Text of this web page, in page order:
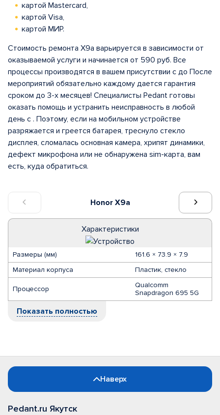
Honor X9a
Характеристики
Размеры (мм)
161.6 × 73.9 × 7.9
Материал корпуса
Пластик, стекло
Процессор
Qualcomm
Snapdragon 695 5G
Показать полностью
картой Mastercard,
картой Visa,
картой МИР.
Стоимость ремонта X9a варьируется в зависимости от
оказываемой услуги и начинается от 590 руб. Все
процессы производятся в вашем присутствии с до После
мероприятий обязательно каждому дается гарантия
сроком до 3-х месяцев! Специалисты Pedant готовы
оказать помощь и устранить неисправность в любой
день с . Поэтому, если на мобильном устройстве
разряжается и греется батарея, треснуло стекло
дисплея, сломалась основная камера, хрипят динамики,
дефект микрофона или не обнаружена sim-карта, вам
есть, куда обратиться.
Наверх
Pedant.ru Якутск